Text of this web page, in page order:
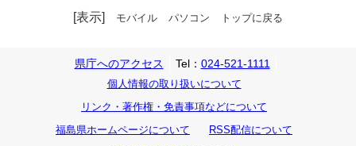
[表示] モバイル パソコン トップに戻る
県庁へのアクセス Tel： 024-521-1111
個人情報の取り扱いについて
リンク・著作権・免責事項などについて
福島県ホームページについて
RSS配信について